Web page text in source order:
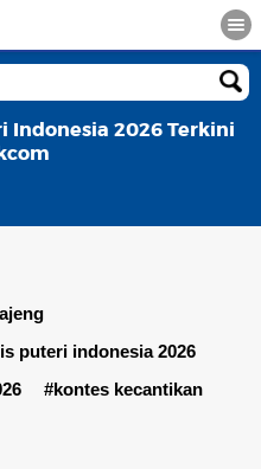
Indonesia 2026 Terkini
puteri indonesia 2026
#kontes kecantikan